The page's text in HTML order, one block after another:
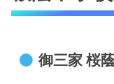
御
御三家 桜